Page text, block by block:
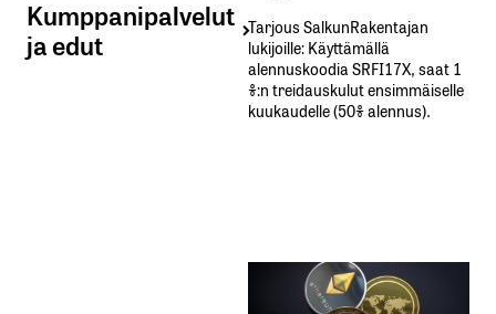
Kumppanipalvelut
ja edut
Tarjous SalkunRakentajan
lukijoille: Käyttämällä​ ​
alennuskoodia​ ​SRFI17X,​ ​saat​ ​1
%:n treidauskulut​ ​ensimmäiselle​ ​
kuukaudelle​ ​(50%​ ​alennus).